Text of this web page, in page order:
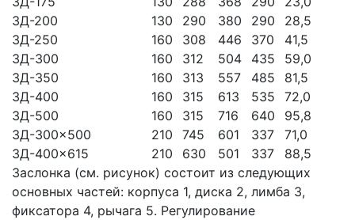
ЗД-200
130 290 380 290
28,5
ЗД-250
160 308 446 370
41,5
ЗД-300
160 312 504 435
59,0
ЗД-350
160 313 557 485
81,5
ЗД-400
160 315 613 535
72,0
ЗД-500
160 315 716 640
95,8
ЗД-300×500
210 745 601 337
71,0
ЗД-400×615
210 630 501 337
88,5
Заслонка (см. рисунок) состоит из следующих
основных частей: корпуса 1, диска 2, лимба 3,
фиксатора 4, рычага 5. Регулирование